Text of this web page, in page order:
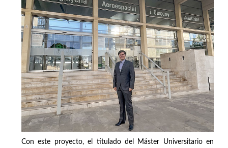
Con este proyecto, el titulado del Máster Universitario en